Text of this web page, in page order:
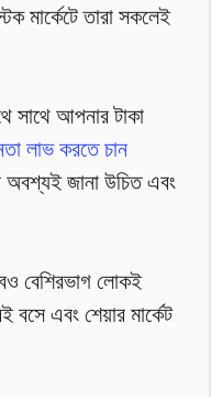
মার্কেটে তারা সকলেই
সাথে আপনার টাকা
লাভ করতে চান
অবশ্যই জানা উচিত এবং
বেশিরভাগ লোকই
এবং শেয়ার মার্কেট